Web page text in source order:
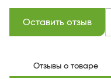
Оставить отзыв
Отзывы о товаре